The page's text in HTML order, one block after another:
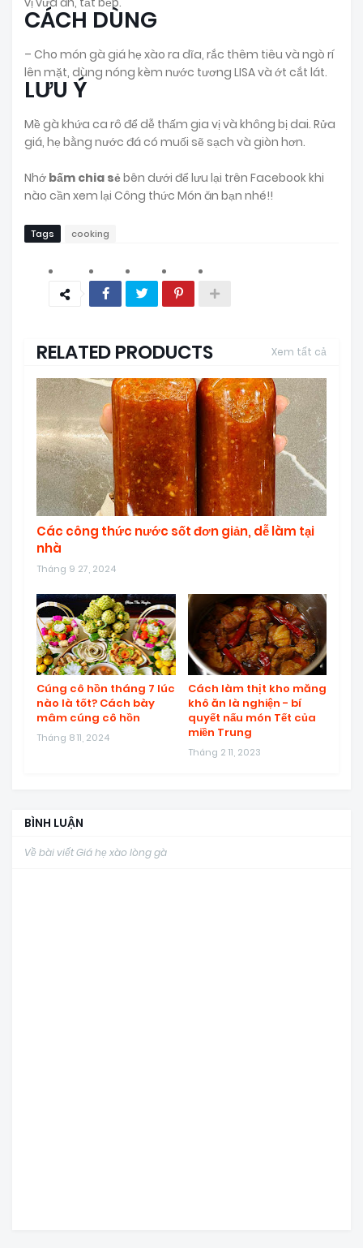
CÁCH DÙNG
– Cho món gà giá hẹ xào ra dĩa, rắc thêm tiêu và ngò rí
lên mặt, dùng nóng kèm nước tương LISA và ớt cắt lát.
LƯU Ý
Mề gà khứa ca rô để dễ thấm gia vị và không bị dai. Rửa
giá, hẹ bằng nước đá có muối sẽ sạch và giòn hơn.
Nhớ bấm chia sẻbên dưới để lưu lại trên Facebook khi
nào cần xem lại Công thức Món ăn bạn nhé!!
Tags cooking
RELATED PRODUCTS Xem tất cả
Các công thức nước sốt đơn giản, dễ làm tại
nhà
Tháng 9 27, 2024
Cúng cô hồn tháng 7 lúc
nào là tốt? Cách bày
mâm cúng cô hồn
Tháng 8 11, 2024
Cách làm thịt kho măng
khô ăn là nghiện - bí
quyết nấu món Tết của
miền Trung
Tháng 2 11, 2023
BÌNH LUẬN
Về bài viết Giá hẹ xào lòng gà